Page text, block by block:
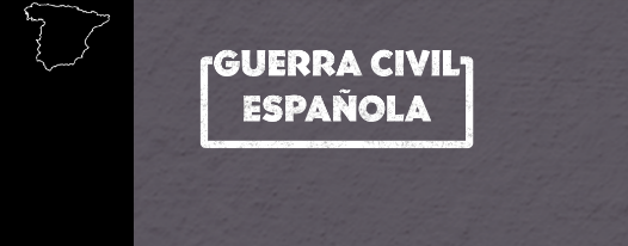
Skip to main content